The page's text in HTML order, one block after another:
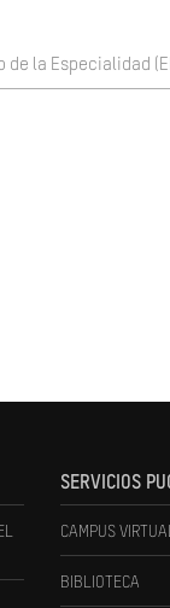
de la Especialidad
SERVICIOS
CAMPUS
BIBLIOTECA